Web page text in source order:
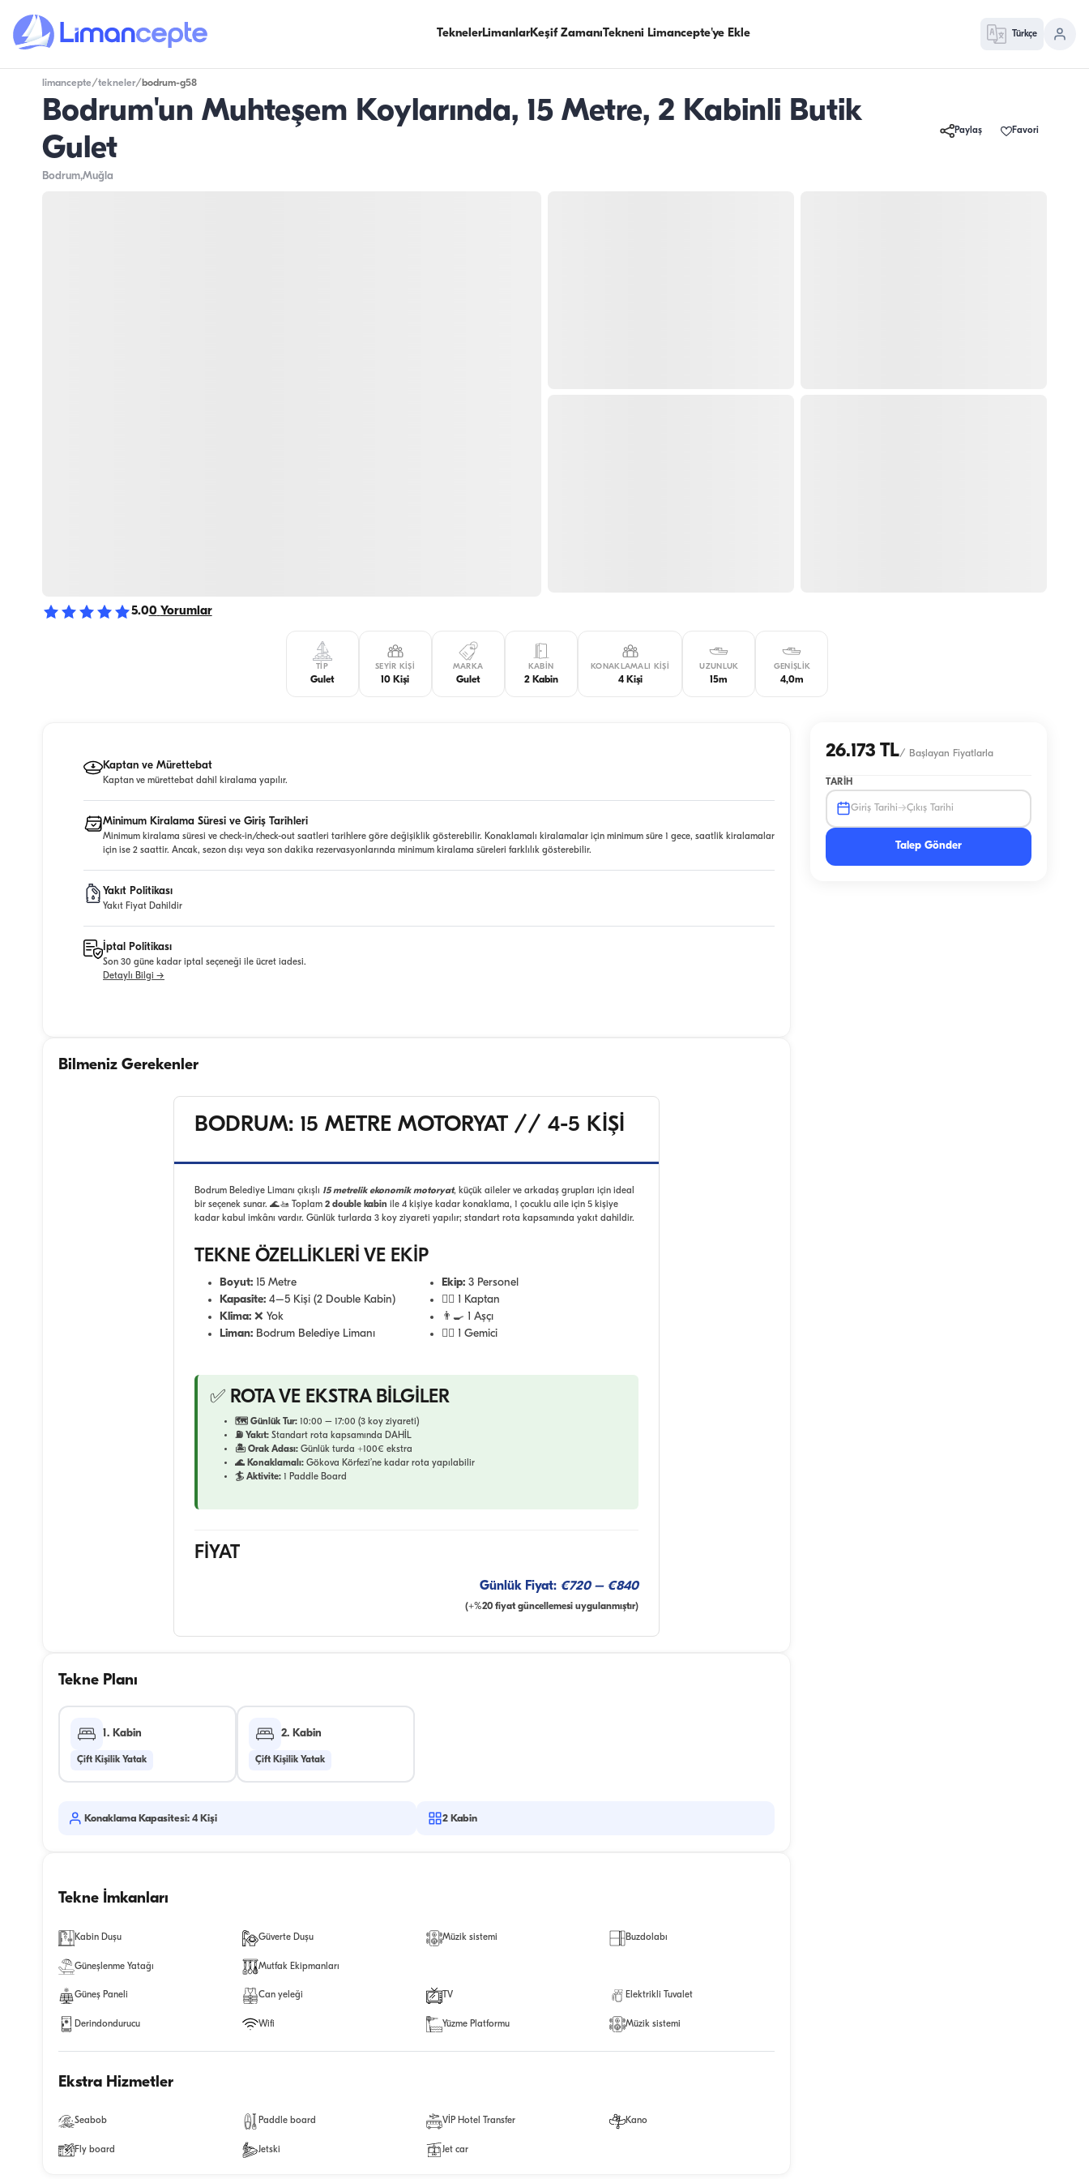
TeknelerLimanlarKeşif ZamanıTekneni Limancepte'ye Ekle Türkçe
limancepte/tekneler/ bodrum-g58
Bodrum'un Muhteşem Koylarında, 15 Metre, 2 Kabinli Butik
Gulet
Paylaş Favori
Bodrum,Muğla
5.00 Yorumlar
TIP
Gulet
SEYIR KIŞI
10 Kişi
MARKA
Gulet
KABIN
2 Kabin
KONAKLAMALI KIŞI
4 Kişi
UZUNLUK
15m
GENIŞLIK
4,0m
Kaptan ve Mürettebat
Kaptan ve mürettebat dahil kiralama yapılır.
Minimum Kiralama Süresi ve Giriş Tarihleri
Minimum kiralama süresi ve check-in/check-out saatleri tarihlere göre değişiklik gösterebilir. Konaklamalı kiralamalar için minimum süre 1 gece, saatlik kiralamalar
için ise 2 saattir. Ancak, sezon dışı veya son dakika rezervasyonlarında minimum kiralama süreleri farklılık gösterebilir.
Yakıt Politikası
Yakıt Fiyat Dahildir
İptal Politikası
Son 30 güne kadar iptal seçeneği ile ücret iadesi.
Detaylı Bilgi →
Bilmeniz Gerekenler
BODRUM: 15 METRE MOTORYAT // 4-5 KİŞİ
Bodrum Belediye Limanı çıkışlı 15 metrelik ekonomik motoryat, küçük aileler ve arkadaş grupları için ideal
bir seçenek sunar. 🌊🚤 Toplam 2 double kabin ile 4 kişiye kadar konaklama, 1 çocuklu aile için 5 kişiye
kadar kabul imkânı vardır. Günlük turlarda 3 koy ziyareti yapılır; standart rota kapsamında yakıt dahildir.
TEKNE ÖZELLİKLERİ VE EKİP
Boyut: 15 Metre
Kapasite: 4–5 Kişi (2 Double Kabin)
Klima: ❌ Yok
Liman: Bodrum Belediye Limanı
Ekip: 3 Personel
👨‍✈️ 1 Kaptan
👨‍🍳 1 Aşçı
🧑‍✈️ 1 Gemici
✅ ROTA VE EKSTRA BİLGİLER
🗺️ Günlük Tur: 10:00 – 17:00 (3 koy ziyareti)
⛽ Yakıt: Standart rota kapsamında DAHİL
🏝️ Orak Adası: Günlük turda +100€ ekstra
🌊 Konaklamalı: Gökova Körfezi’ne kadar rota yapılabilir
🏄 Aktivite: 1 Paddle Board
FİYAT
Günlük Fiyat: €720 – €840
(+%20 fiyat güncellemesi uygulanmıştır)
Tekne Planı
1. Kabin
Çift Kişilik Yatak
2. Kabin
Çift Kişilik Yatak
Konaklama Kapasitesi: 4 Kişi 2 Kabin
Tekne İmkanları
Kabin Duşu Güverte Duşu Müzik sistemi Buzdolabı
Güneşlenme Yatağı Mutfak Ekipmanları
Güneş Paneli Can yeleği TV Elektrikli Tuvalet
Derindondurucu Wifi Yüzme Platformu Müzik sistemi
Ekstra Hizmetler
Seabob Paddle board VİP Hotel Transfer Kano
Fly board Jetski Jet car
26.173 TL/ Başlayan Fiyatlarla
TARIH
Giriş Tarihi→Çıkış Tarihi
Talep Gönder